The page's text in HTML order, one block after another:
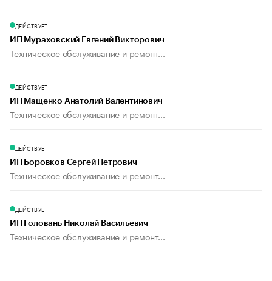
ДЕЙСТВУЕТ
ИП Мураховский Евгений Викторович
Техническое обслуживание и ремонт...
ДЕЙСТВУЕТ
ИП Мащенко Анатолий Валентинович
Техническое обслуживание и ремонт...
ДЕЙСТВУЕТ
ИП Боровков Сергей Петрович
Техническое обслуживание и ремонт...
ДЕЙСТВУЕТ
ИП Головань Николай Васильевич
Техническое обслуживание и ремонт...